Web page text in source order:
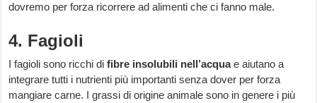
dovremo per forza ricorrere ad alimenti che ci fanno male.
4. Fagioli
I fagioli sono ricchi difibre insolubili nell’acquae aiutano a
integrare tutti i nutrienti più importanti senza dover per forza
mangiare carne. I grassi di origine animale sono in genere i più